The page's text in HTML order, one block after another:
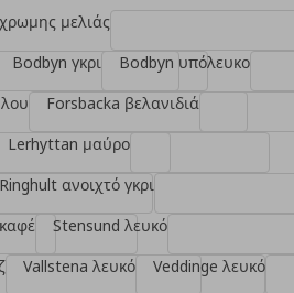
μελιάς
Bodbyn γκρι
Bodbyn υπόλευκο
Forsbacka βελανιδιά
Lerhyttan μαύρο
Ringhult ανοιχτό γκρι
Stensund λευκό
Vallstena λευκό
Veddinge λευκό